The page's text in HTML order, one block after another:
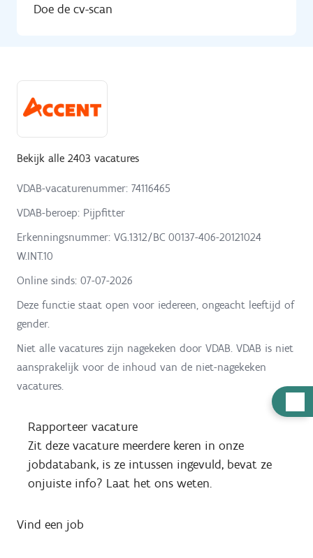
u
Doe de cv-scan
Bekijk alle 2403 vacatures
VDAB-vacaturenummer: 74116465
VDAB-beroep: Pijpfitter
Erkenningsnummer: VG.1312/BC 00137-406-20121024
W.INT.10
Online sinds: 07-07-2026
Deze functie staat open voor iedereen, ongeacht leeftijd of
gender.
Niet alle vacatures zijn nagekeken door VDAB. VDAB is niet
aansprakelijk voor de inhoud van de niet-nagekeken
vacatures.
Rapporteer vacature
Zit deze vacature meerdere keren in onze
jobdatabank, is ze intussen ingevuld, bevat ze
onjuiste info? Laat het ons weten.
Vind een job